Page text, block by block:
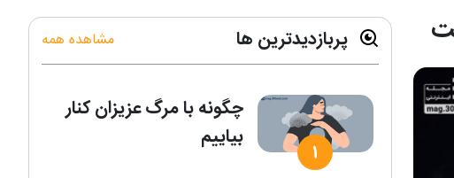
پربازدیدترین ها مشاهده همه
چگونه با مرگ عزیزان کنار
بیاییم